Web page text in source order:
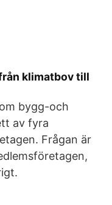
klimatbov till
bygg-och
av fyra
Frågan är